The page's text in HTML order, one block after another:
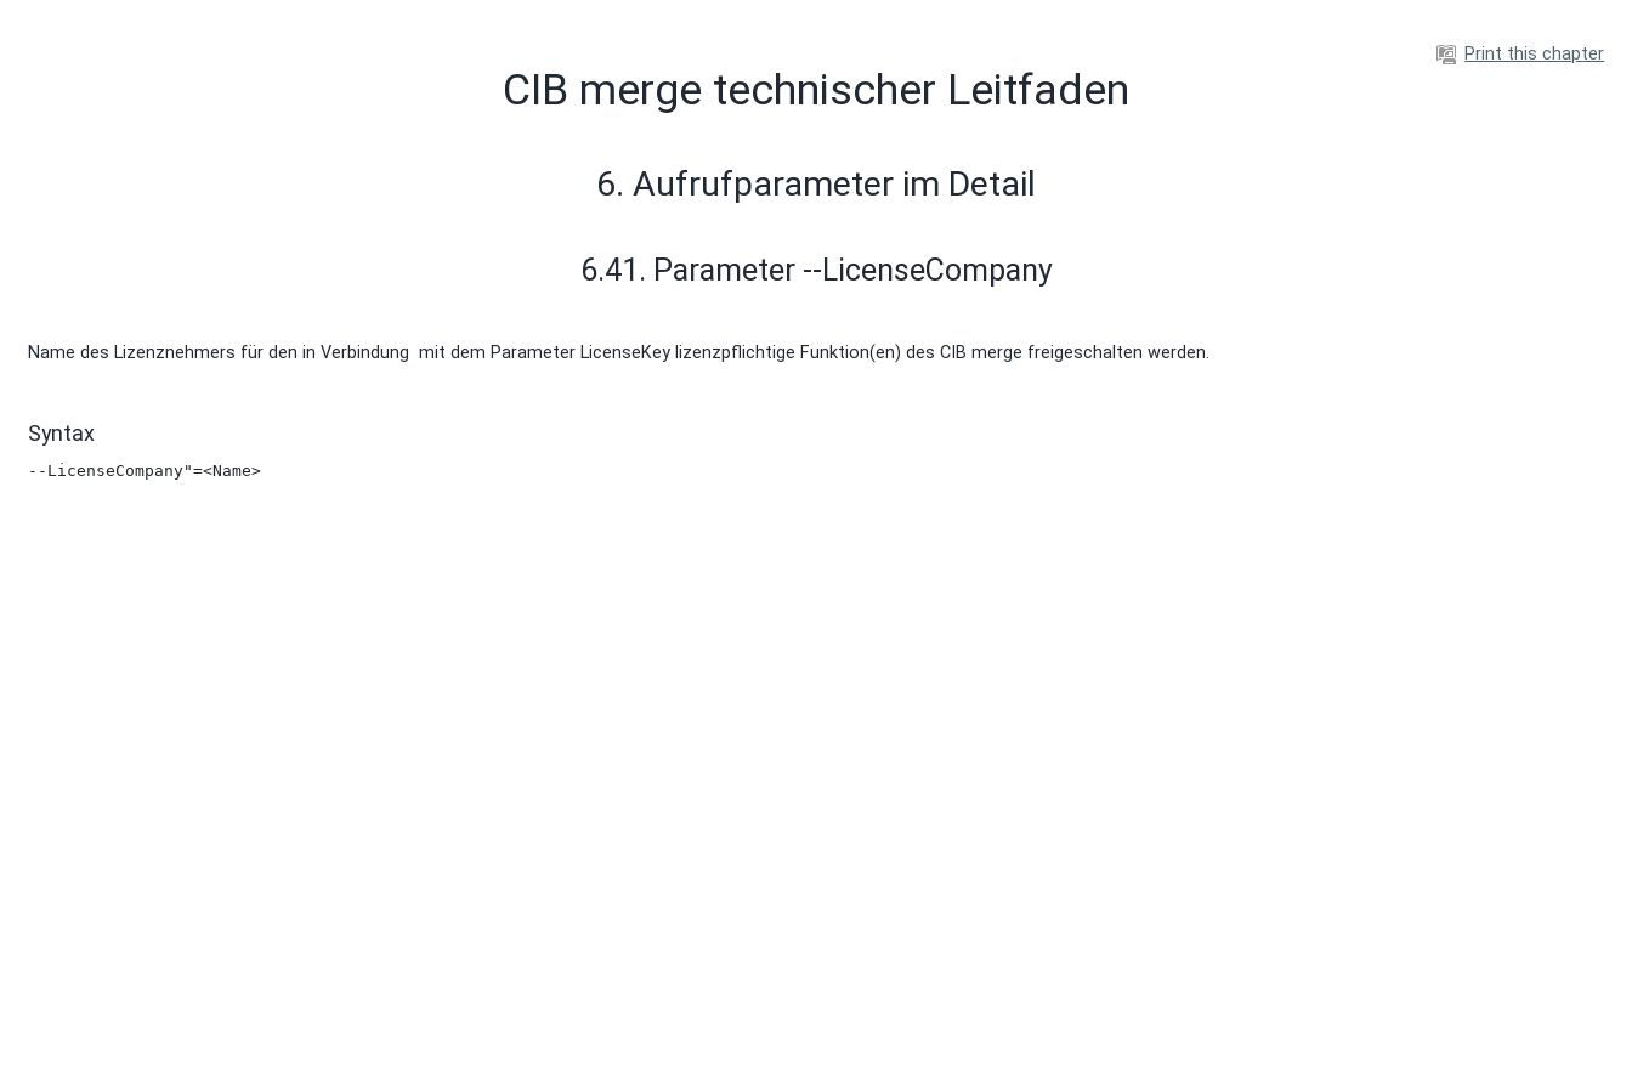
Print this chapter
CIB merge technischer Leitfaden
6. Aufrufparameter im Detail
6.41. Parameter --LicenseCompany
Name des Lizenznehmers für den in Verbindung mit dem Parameter LicenseKey lizenzpflichtige Funktion(en) des CIB merge freigeschalten werden.
Syntax
--LicenseCompany"=<Name>